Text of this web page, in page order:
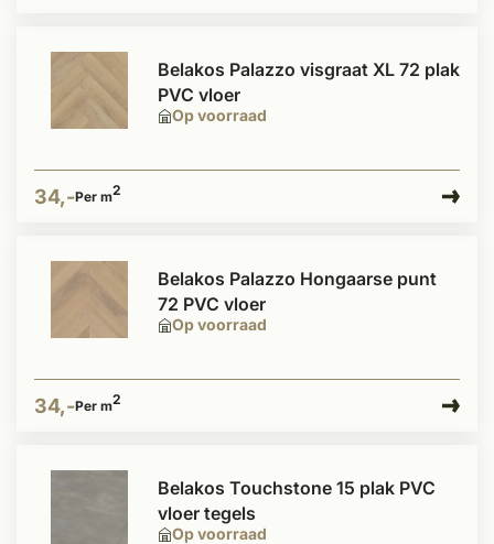
Op voorraad
Belakos Palazzo visgraat XL 72 plak
PVC vloer
34,-Per m2
Op voorraad
Belakos Palazzo Hongaarse punt
72 PVC vloer
34,-Per m2
Op voorraad
Belakos Touchstone 15 plak PVC
vloer tegels